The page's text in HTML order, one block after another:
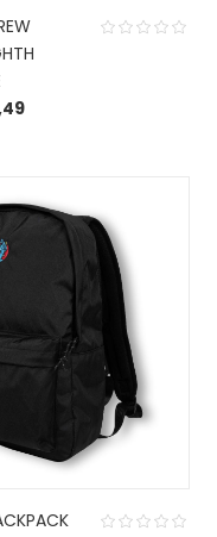
prijs was: €84,99.